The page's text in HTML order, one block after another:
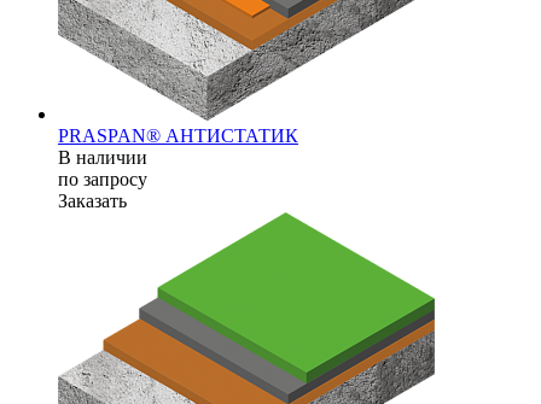
PRASPAN® АНТИСТАТИК
В наличии
по запросу
Заказать